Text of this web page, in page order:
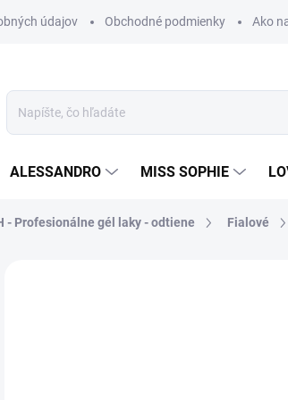
údajov Obchodné podmienky Ako
ALESSANDRO MISS SOPHIE
- Profesionálne gél laky - odtiene Fialové